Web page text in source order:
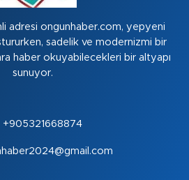
adresi ongunhaber.com, yepyeni
sadelik ve modernizmi bir
haber okuyabilecekleri bir altyapı
sunuyor.
+905321668874